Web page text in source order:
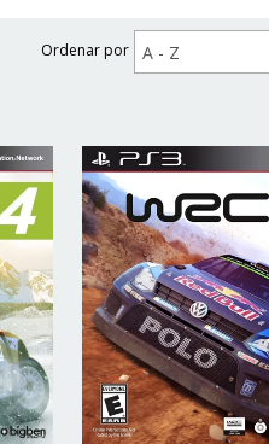
Ordenar por